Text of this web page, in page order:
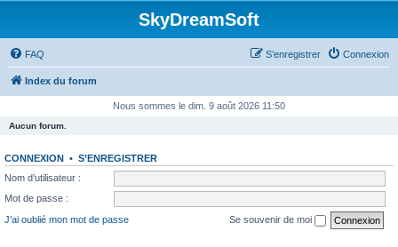
SkyDreamSoft
FAQ Connexion
S’enregistrer
Index du forum
Nous sommes le dim. 9 août 2026 11:50
Aucun forum.
CONNEXION • S’ENREGISTRER
Nom d’utilisateur :
Mot de passe :
J’ai oublié mon mot de passe
Se souvenir de moi